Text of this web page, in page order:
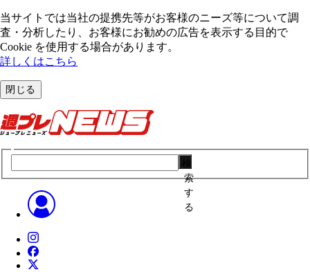
当サイトでは当社の提携先等がお客様のニーズ等について調
査・分析したり、お客様にお勧めの広告を表⽰する⽬的で
Cookie を使⽤する場合があります。
詳しくはこちら
閉じる
索
す
る